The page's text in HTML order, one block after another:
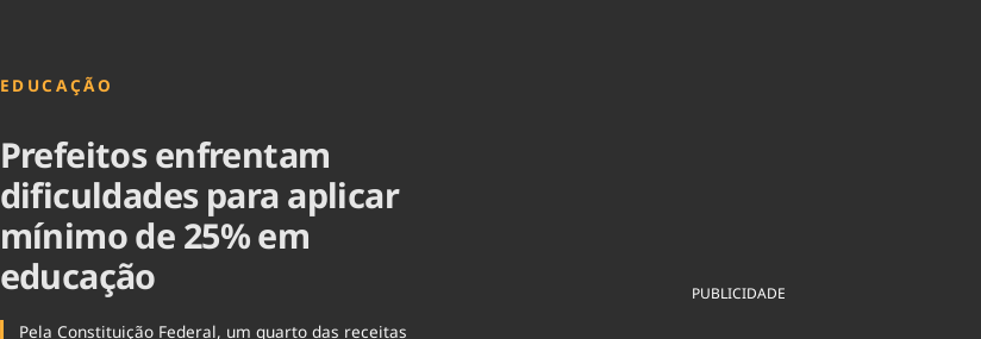
Brasil Mineral
Ciência & Tecnologia
EDUCAÇÃO
Prefeitos enfrentam
dificuldades para aplicar
mínimo de 25% em
educação
Pela Constituição Federal, um quarto das receitas
PUBLICIDADE